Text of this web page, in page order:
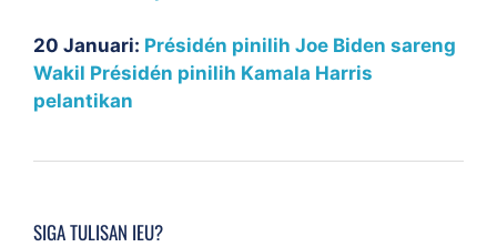
20 Januari: Présidén pinilih Joe Biden sareng
Wakil Présidén pinilih Kamala Harris
pelantikan
SIGA TULISAN IEU?